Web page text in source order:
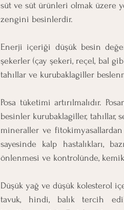
süt ve süt ürünleri olmak üzere
zengini besinlerdir.
Enerji içeriği düşük besin
şekerler (çay şekeri, reçel, bal
tahıllar ve kurubaklagiller
Posa tüketimi artırılmalıdır.
besinler kurubaklagiller,
mineraller ve
sayesinde kalp hastalıkları,
önlenmesi ve kontrolünde,
Düşük yağ ve düşük kolesterol
tavuk, hindi, balık tercih